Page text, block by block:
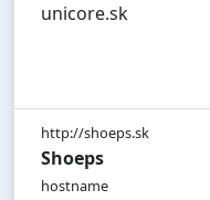
unicore.sk
http://shoeps.sk
Shoeps
hostname